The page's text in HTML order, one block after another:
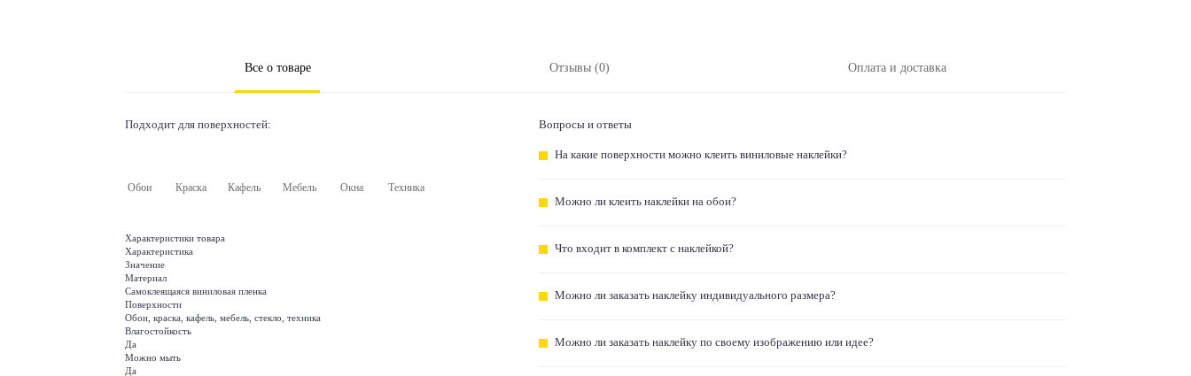
Все о товаре Отзывы (0) Оплата и доставка
Подходит для поверхностей:
Обои Краска Кафель Мебель Окна Техника
Характеристики товара
Характеристика
Значение
Материал
Самоклеящаяся виниловая пленка
Поверхности
Обои, краска, кафель, мебель, стекло, техника
Влагостойкость
Да
Можно мыть
Да
Вопросы и ответы
На какие поверхности можно клеить виниловые наклейки?
Можно ли клеить наклейки на обои?
Что входит в комплект с наклейкой?
Можно ли заказать наклейку индивидуального размера?
Можно ли заказать наклейку по своему изображению или идее?